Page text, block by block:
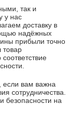
так и
у нас
доставку в
надёжных
прибыли точно
товар
если вам важна
сотрудничества.
безопасности на